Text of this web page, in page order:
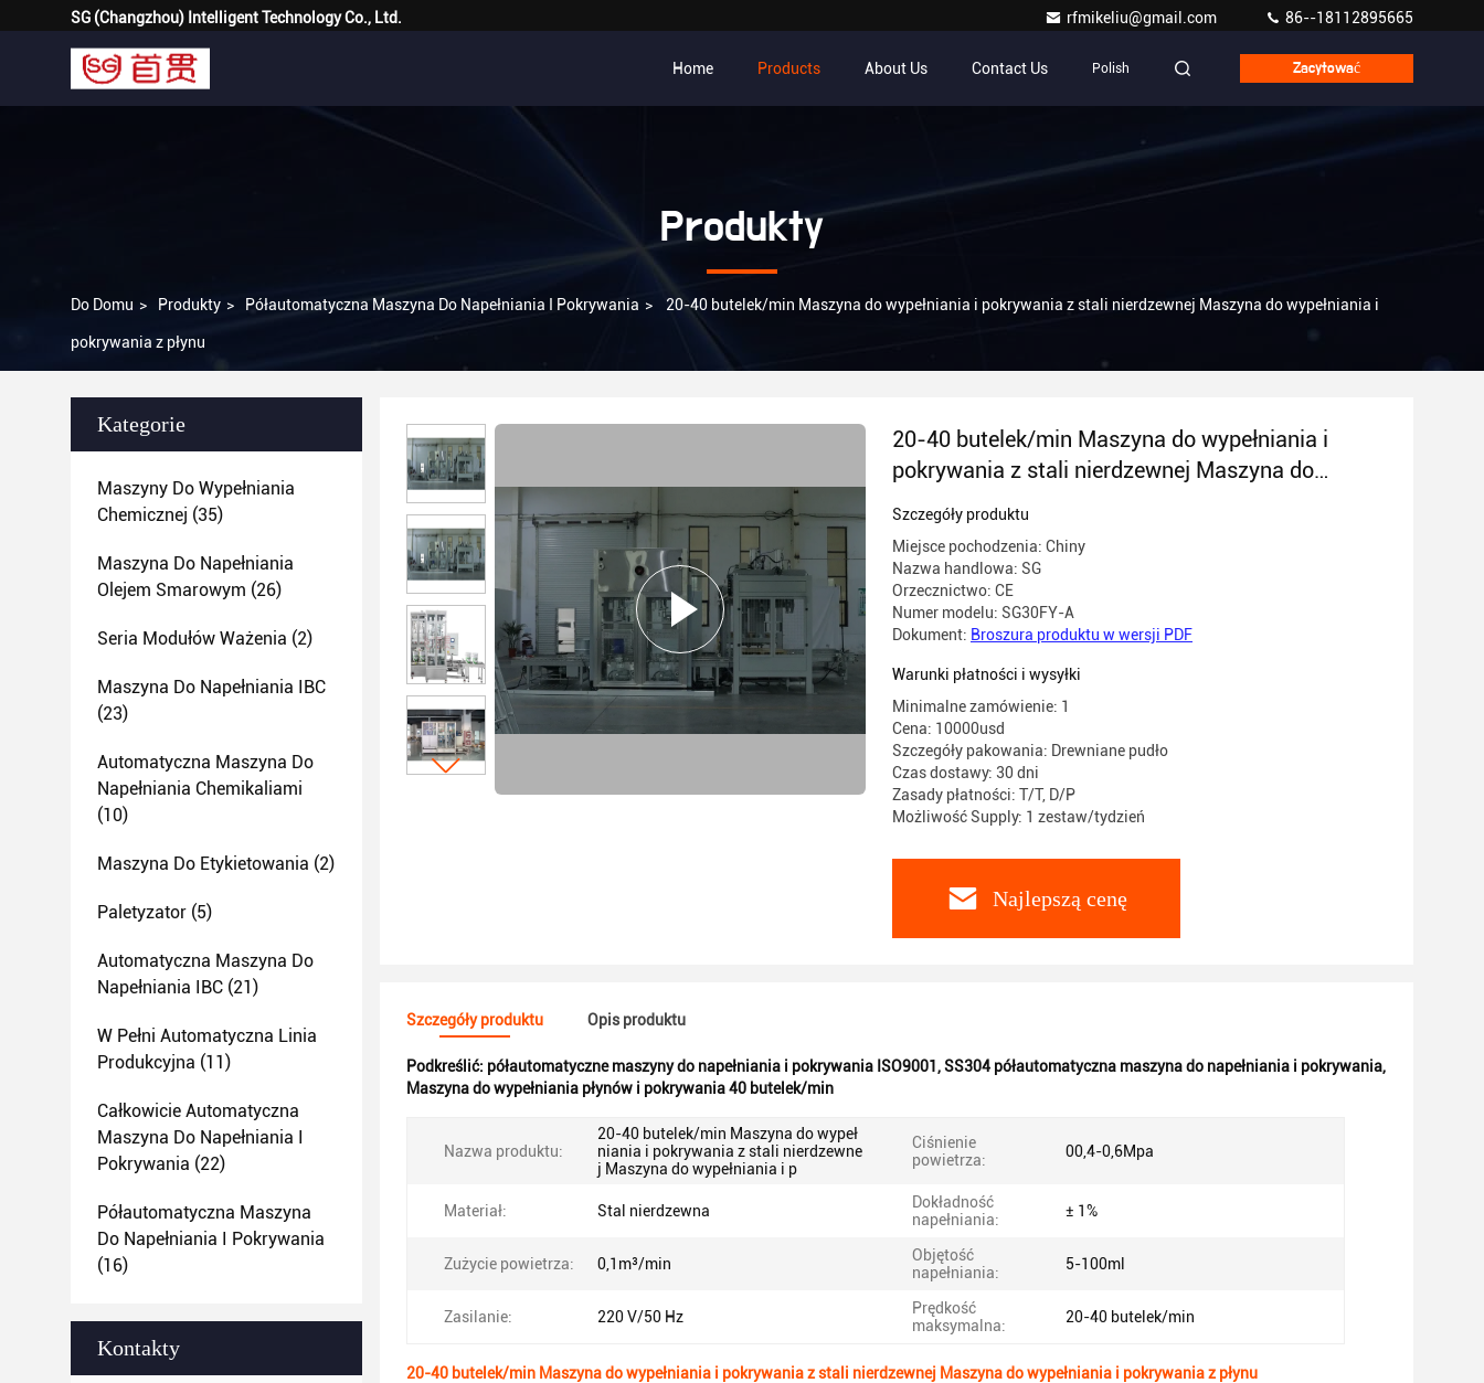
SG (Changzhou) Intelligent Technology Co., Ltd. rfmikeliu@gmail.com 86--18112895665
Home Products About Us Contact Us Polish Zacytować
Produkty
Do Domu > Produkty > Półautomatyczna Maszyna Do Napełniania I Pokrywania > 20-40 butelek/min Maszyna do wypełniania i pokrywania z stali nierdzewnej Maszyna do wypełniania i
pokrywania z płynu
Kategorie
Maszyny Do Wypełniania
Chemicznej (35)
Maszyna Do Napełniania
Olejem Smarowym (26)
Seria Modułów Ważenia (2)
Maszyna Do Napełniania IBC
(23)
Automatyczna Maszyna Do
Napełniania Chemikaliami
(10)
Maszyna Do Etykietowania (2)
Paletyzator (5)
Automatyczna Maszyna Do
Napełniania IBC (21)
W Pełni Automatyczna Linia
Produkcyjna (11)
Całkowicie Automatyczna
Maszyna Do Napełniania I
Pokrywania (22)
Półautomatyczna Maszyna
Do Napełniania I Pokrywania
(16)
Kontakty
20-40 butelek/min Maszyna do wypełniania i
pokrywania z stali nierdzewnej Maszyna do
wypełniania i pokrywania z płynu
Szczegóły produktu
Miejsce pochodzenia: Chiny
Nazwa handlowa: SG
Orzecznictwo: CE
Numer modelu: SG30FY-A
Dokument: Broszura produktu w wersji PDF
Warunki płatności i wysyłki
Minimalne zamówienie: 1
Cena: 10000usd
Szczegóły pakowania: Drewniane pudło
Czas dostawy: 30 dni
Zasady płatności: T/T, D/P
Możliwość Supply: 1 zestaw/tydzień
Najlepszą cenę
Szczegóły produktu Opis produktu
Podkreślić: półautomatyczne maszyny do napełniania i pokrywania ISO9001 ,SS304 półautomatyczna maszyna do napełniania i pokrywania,
Maszyna do wypełniania płynów i pokrywania 40 butelek/min
Nazwa produktu:
20-40 butelek/min Maszyna do wypeł
niania i pokrywania z stali nierdzewne
j Maszyna do wypełniania i p
Ciśnienie
powietrza:
00,4-0,6Mpa
Materiał: Stal nierdzewna
Dokładność
napełniania:
± 1%
Zużycie powietrza: 0,1m³/min
Objętość
napełniania:
5-100ml
Zasilanie: 220 V/50 Hz
Prędkość
maksymalna:
20-40 butelek/min
20-40 butelek/min Maszyna do wypełniania i pokrywania z stali nierdzewnej Maszyna do wypełniania i pokrywania z płynu